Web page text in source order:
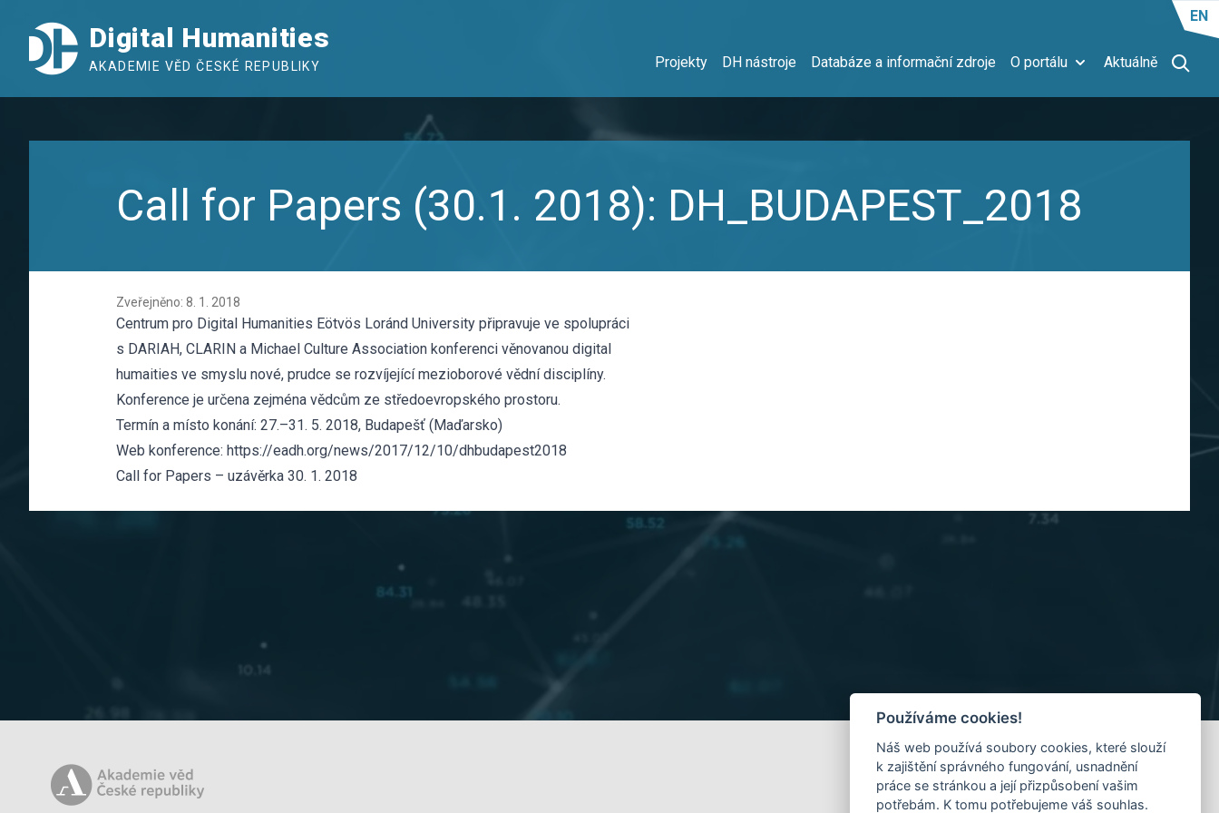
Digital Humanities
AKADEMIE VĚD ČESKÉ REPUBLIKY Projekty DH nástroje Databáze a informační zdroje O portálu Aktuálně
EN
Call for Papers (30.1. 2018): DH_BUDAPEST_2018
Zveřejněno: 8. 1. 2018
Centrum pro Digital Humanities Eötvös Loránd University připravuje ve spolupráci
s DARIAH, CLARIN a Michael Culture Association konferenci věnovanou digital
humaities ve smyslu nové, prudce se rozvíjející mezioborové vědní disciplíny.
Konference je určena zejména vědcům ze středoevropského prostoru.
Termín a místo konání: 27.–31. 5. 2018, Budapešť (Maďarsko)
Web konference: https://eadh.org/news/2017/12/10/dhbudapest2018
Call for Papers – uzávěrka 30. 1. 2018
Používáme cookies!
Náš web používá soubory cookies, které slouží
k zajištění správného fungování, usnadnění
práce se stránkou a její přizpůsobení vašim
potřebám. K tomu potřebujeme váš souhlas.